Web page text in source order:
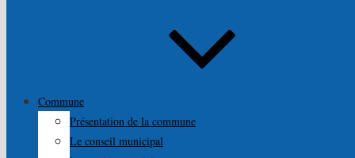
Commune
Présentation de la commune
Le conseil municipal